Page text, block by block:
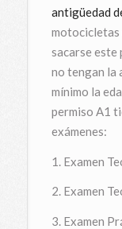
antigüedad
motocicletas
sacarse este
no tengan la
mínimo la
permiso A1
exámenes:
1. Examen
2. Examen
3. Examen